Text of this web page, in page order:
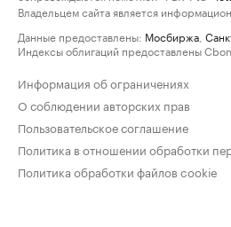
Владельцем сайта является
Данные предоставлены: Мосбиржа
Индексы облигаций предоставлены
Информация об ограничениях
О соблюдении авторских прав
Пользовательское соглашение
Политика в отношении обработки
Политика обработки файлов cookie